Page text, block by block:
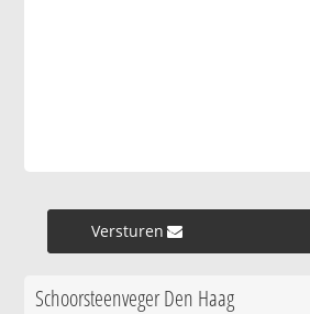
Versturen »
Schoorsteenveger Den Haag